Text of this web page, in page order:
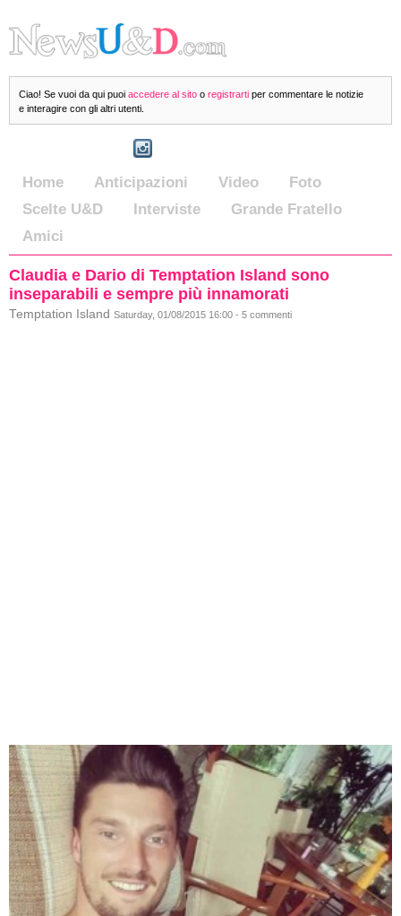
Ciao! Se vuoi da qui puoi accedere al sito o registrarti per commentare le notizie
e interagire con gli altri utenti.
Home Anticipazioni Video
Foto
Scelte U&D
Interviste
Grande Fratello
Amici
Claudia e Dario di Temptation Island sono
inseparabili e sempre più innamorati
Temptation Island Saturday, 01/08/2015 16:00 - 5 commenti